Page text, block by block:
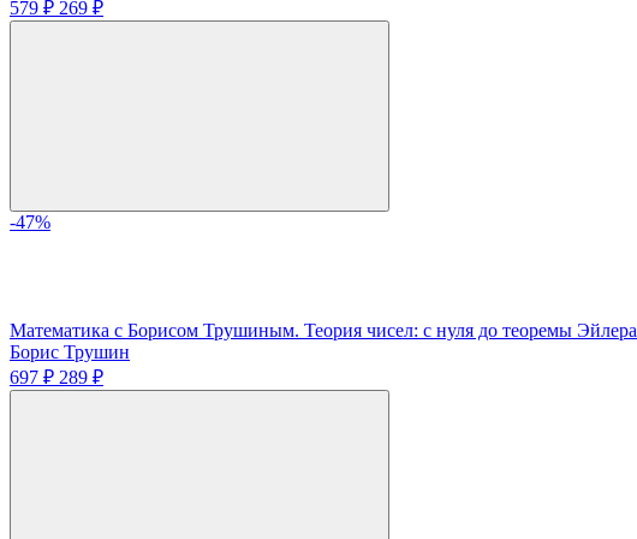
579 ₽ 269 ₽
-47%
Математика с Борисом Трушиным. Теория чисел: с нуля до теоремы Эйлера
Борис Трушин
697 ₽ 289 ₽